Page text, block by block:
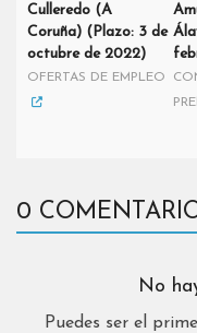
Culleredo (A
Coruña) (Plazo: 3 de
octubre de 2022)
OFERTAS DE EMPLEO
0
No
Puedes ser el